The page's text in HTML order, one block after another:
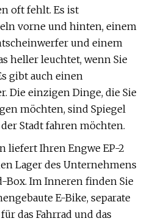
oft fehlt. Es ist
vorne und hinten, einem
und einem
heller leuchtet, wenn Sie
gibt auch einen
Die einzigen Dinge, die Sie
möchten, sind Spiegel
Stadt fahren möchten.
liefert Ihren Engwe EP-2
Lager des Unternehmens
Box. Im Inneren finden Sie
E-Bike, separate
das Fahrrad und das